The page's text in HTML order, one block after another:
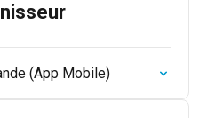
(App Mobile)